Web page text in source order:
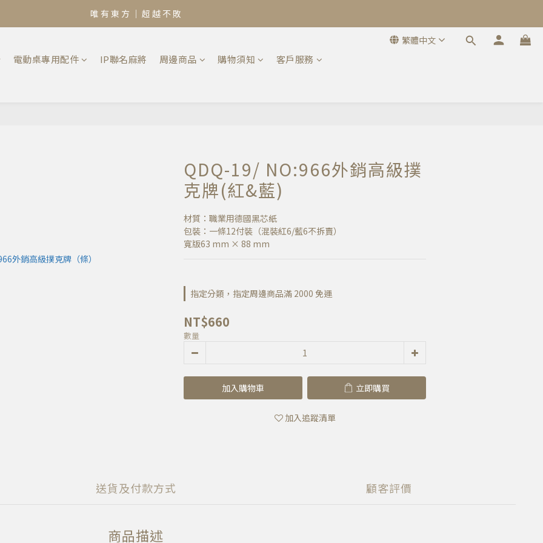
唯 有 東 方 ｜ 超 越 不 敗
繁體中文
電動桌專用配件 IP聯名麻將 周邊商品 購物須知 客戶服務
QDQ-19/ NO:966外銷高級撲
克牌(紅&藍)
材質：職業用德國黑芯紙
包裝：一條12付裝（混裝紅6/藍6不拆賣）
寬版63 mm × 88 mm
指定分類，指定周邊商品滿 2000 免運
NT$660
數量
加入購物車 立即購買
加入追蹤清單
送貨及付款方式 顧客評價
商品描述